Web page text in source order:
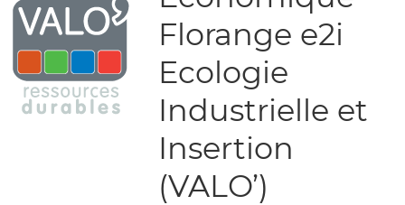
Florange e2i
Ecologie
Industrielle et
Insertion
(VALO’)